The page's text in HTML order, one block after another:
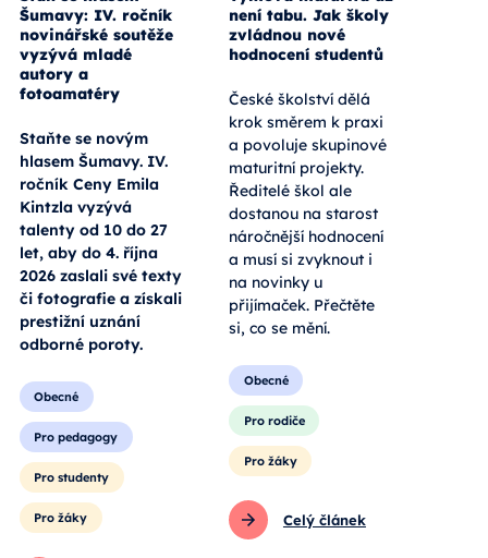
Šumavy: IV. ročník
novinářské soutěže
vyzývá mladé
autory a
fotoamatéry
Staňte se novým
hlasem Šumavy. IV.
ročník Ceny Emila
Kintzla vyzývá
talenty od 10 do 27
let, aby do 4. října
2026 zaslali své texty
či fotografie a získali
prestižní uznání
odborné poroty.
Obecné
Pro pedagogy
Pro studenty
Pro žáky
není tabu. Jak školy
zvládnou nové
hodnocení studentů
České školství dělá
krok směrem k praxi
a povoluje skupinové
maturitní projekty.
Ředitelé škol ale
dostanou na starost
náročnější hodnocení
a musí si zvyknout i
na novinky u
přijímaček. Přečtěte
si, co se mění.
Obecné
Pro rodiče
Pro žáky
Celý článek